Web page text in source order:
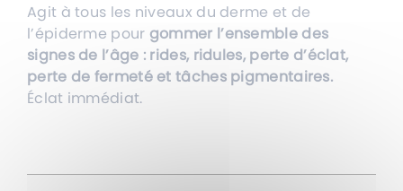
Agit à tous les niveaux du derme et de
l’épiderme pour gommer l’ensemble des
signes de l’âge : rides, ridules, perte d’éclat,
perte de fermeté et tâches pigmentaires.
Éclat immédiat.